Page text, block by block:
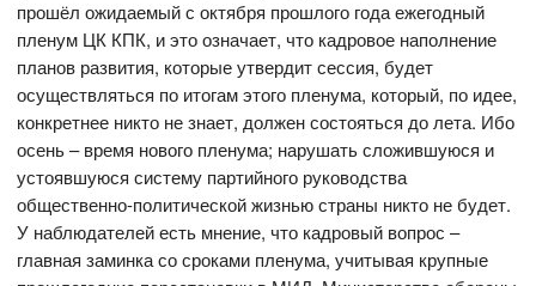
прошёл ожидаемый с октября прошлого года ежегодный
пленум ЦК КПК, и это означает, что кадровое наполнение
планов развития, которые утвердит сессия, будет
осуществляться по итогам этого пленума, который, по идее,
конкретнее никто не знает, должен состояться до лета. Ибо
осень – время нового пленума; нарушать сложившуюся и
устоявшуюся систему партийного руководства
общественно-политической жизнью страны никто не будет.
У наблюдателей есть мнение, что кадровый вопрос –
главная заминка со сроками пленума, учитывая крупные